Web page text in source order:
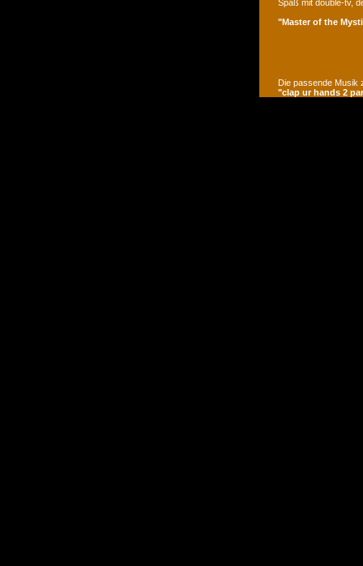
Spaß mit double-tv,
"Master of the
Die passende Musik
"clap ur hands 2